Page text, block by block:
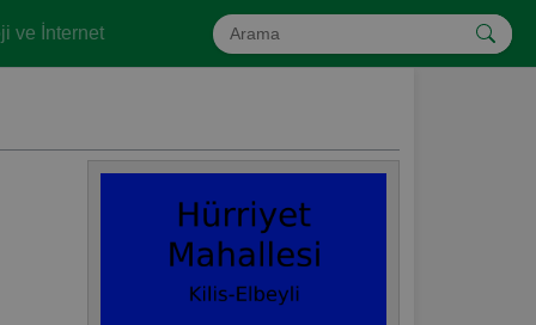
ve İnternet